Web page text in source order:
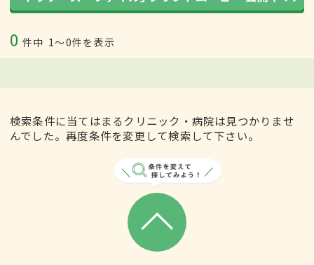
0 件中 1〜0件を表示
検索条件に当てはまるクリニック・病院は見つかりませ
んでした。再度条件を変更して検索して下さい。